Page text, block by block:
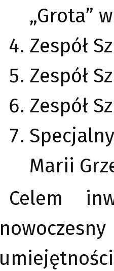
„Grota”
Zespół
Zespół
Zespół
Marii
Celem